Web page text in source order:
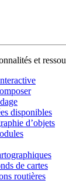
et
disponibles
d’objets
de cartes
routières